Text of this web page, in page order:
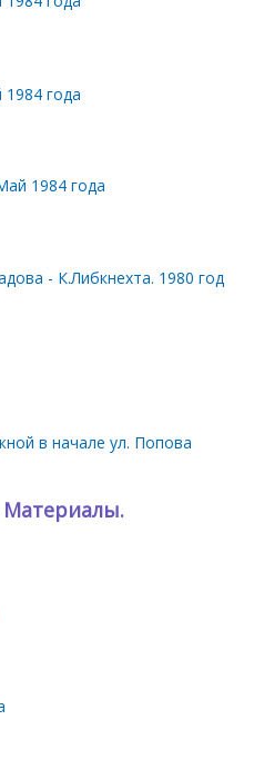
года
1984 года
- К.Либкнехта. 1980 год
в начале ул. Попова